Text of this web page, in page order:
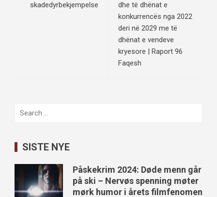
skadedyrbekjempelse
dhe të dhënat e
konkurrencës nga 2022
deri në 2029 me të
dhënat e vendeve
kryesore | Raport 96
Faqesh
Search
SISTE NYE
Påskekrim 2024: Døde menn går
på ski – Nervøs spenning møter
mørk humor i årets filmfenomen